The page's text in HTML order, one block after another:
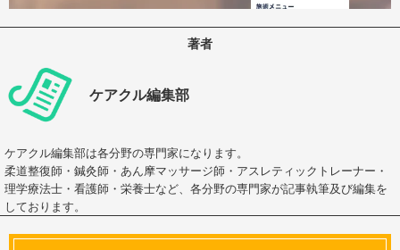
著者
ケアクル編集部
ケアクル編集部は各分野の専門家になります。
柔道整復師・鍼灸師・あん摩マッサージ師・アスレティックトレーナー・
理学療法士・看護師・栄養士など、各分野の専門家が記事執筆及び編集を
しております。